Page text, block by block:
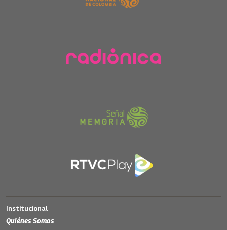
Institucional
Quiénes Somos